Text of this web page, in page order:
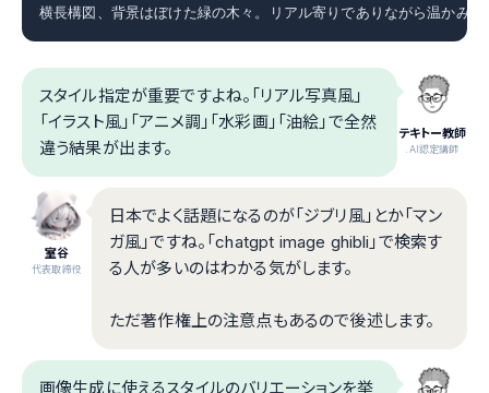
横長構図、背景はぼけた緑の木々。リアル寄りでありながら温かみ
テキトー教師
.AI認定講師
スタイル指定が重要ですよね。「リアル写真風」
「イラスト風」「アニメ調」「水彩画」「油絵」で全然
違う結果が出ます。
室谷
代表取締役
日本でよく話題になるのが「ジブリ風」とか「マン
ガ風」ですね。「chatgpt image ghibli」で検索す
る人が多いのはわかる気がします。
ただ著作権上の注意点もあるので後述します。
画像生成に使えるスタイルのバリエーションを挙